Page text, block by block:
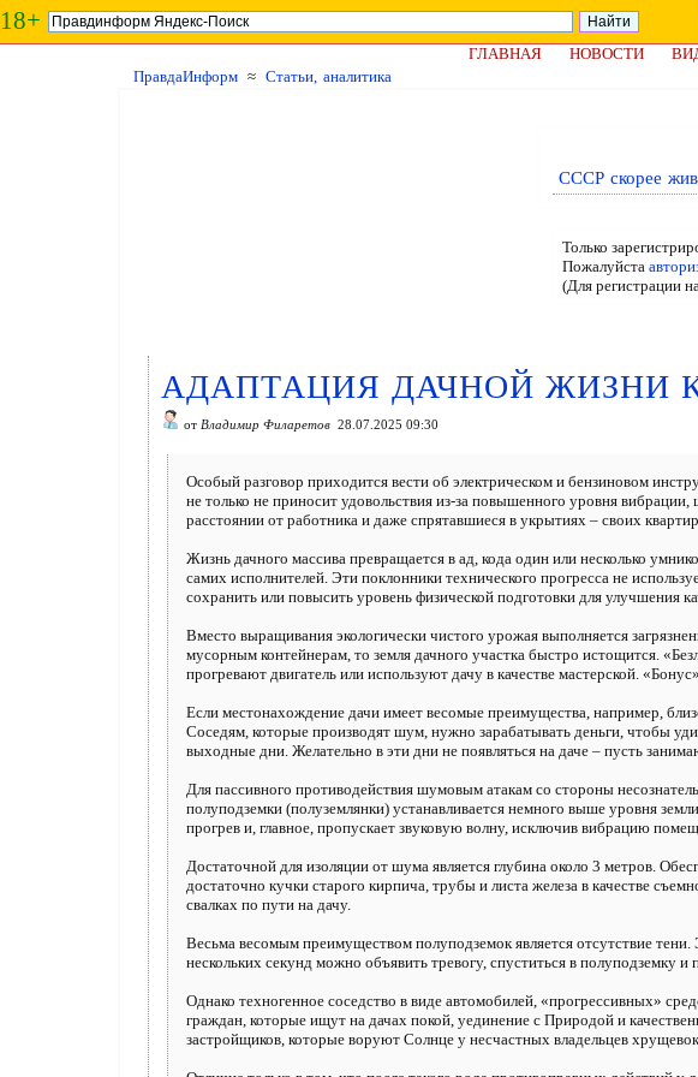
18+
ГЛАВНАЯ
НОВОСТИ
ПравдаИнформ ≈ Статьи, аналитика
СССР скорее
Только
Пожалуйста
(Для регистрации
АДАПТАЦИЯ ДАЧНОЙ ЖИЗНИ
от Владимир Филаретов 28.07.2025 09:30
Особый разговор приходится вести об электрическом и бензиновом
не только не приносит удовольствия из-за повышенного уровня
расстоянии от работника и даже спрятавшиеся в укрытиях – своих
Жизнь дачного массива превращается в ад, кода один или несколько
самих исполнителей. Эти поклонники технического прогресса не
сохранить или повысить уровень физической подготовки для улучшения
Вместо выращивания экологически чистого урожая выполняется
мусорным контейнерам, то земля дачного участка быстро истощится.
прогревают двигатель или используют дачу в качестве мастерской.
Если местонахождение дачи имеет весомые преимущества, например,
Соседям, которые производят шум, нужно зарабатывать деньги, чтобы
выходные дни. Желательно в эти дни не появляться на даче – пусть
Для пассивного противодействия шумовым атакам со стороны
полуподземки (полуземлянки) устанавливается немного выше уровня
прогрев и, главное, пропускает звуковую волну, исключив вибрацию
Достаточной для изоляции от шума является глубина около 3 метров.
достаточно кучки старого кирпича, трубы и листа железа в качестве
свалках по пути на дачу.
Весьма весомым преимуществом полуподземок является отсутствие
нескольких секунд можно объявить тревогу, спуститься в полуподземку
Однако техногенное соседство в виде автомобилей, «прогрессивных»
граждан, которые ищут на дачах покой, уединение с Природой и
застройщиков, которые воруют Солнце у несчастных владельцев